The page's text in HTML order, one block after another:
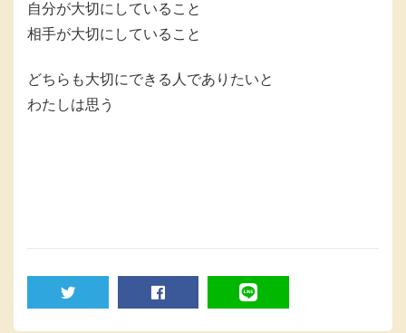
自分が大切にしていること
相手が大切にしていること
どちらも大切にできる人でありたいと
わたしは思う